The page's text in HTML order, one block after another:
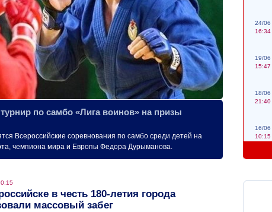
по самбо «Лига воинов» на призы
Всероссийские соревнования по самбо среди детей на
чемпиона мира и Европы Федора Дурыманова.
в честь 180-летия города
массовый забег
24/06
16:34
19/06
15:47
18/06
21:40
16/06
10:15